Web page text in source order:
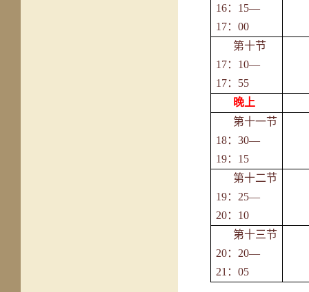
16：15—
17：00
第十节
17：10—
17：55
晚上
第十一节
18：30—
19：15
第十二节
19：25—
20：10
第十三节
20：20—
21：05